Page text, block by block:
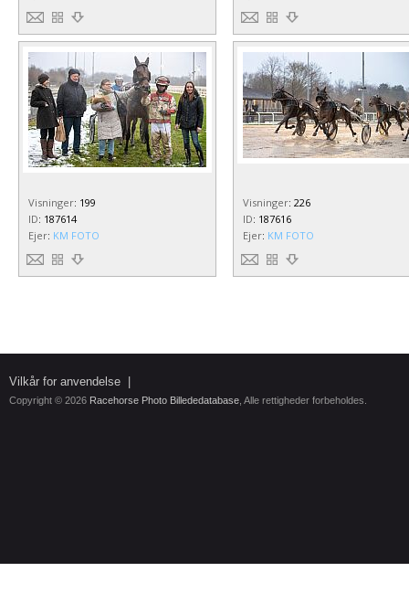
Visninger: 199
ID: 187614
Ejer: KM FOTO
Visninger: 226
ID: 187616
Ejer: KM FOTO
Vilkår for anvendelse
Copyright © 2026 Racehorse Photo Billededatabase , Alle rettigheder forbeholdes.